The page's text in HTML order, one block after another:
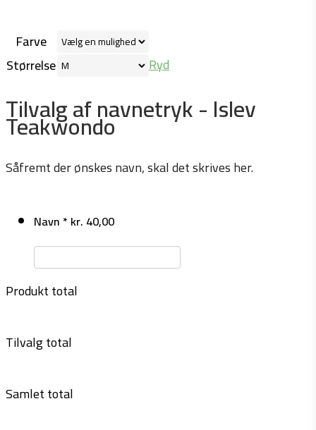
Farve
Størrelse
Ryd
Tilvalg af navnetryk - Islev
Teakwondo
Såfremt der ønskes navn, skal det skrives her.
Navn *kr. 40,00
Produkt total
Tilvalg total
Samlet total